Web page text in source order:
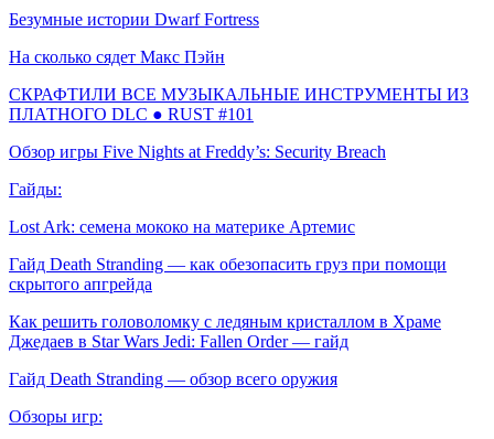
Безумные истории Dwarf Fortress
На сколько сядет Макс Пэйн
СКРАФТИЛИ ВСЕ МУЗЫКАЛЬНЫЕ ИНСТРУМЕНТЫ ИЗ
ПЛАТНОГО DLC ● RUST #101
Обзор игры Five Nights at Freddy’s: Security Breach
Гайды:
Lost Ark: cемена мококо на материке Артемис
Гайд Death Stranding — как обезопасить груз при помощи
скрытого апгрейда
Как решить головоломку с ледяным кристаллом в Храме
Джедаев в Star Wars Jedi: Fallen Order — гайд
Гайд Death Stranding — обзор всего оружия
Обзоры игр: